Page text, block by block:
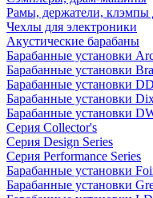
Рамы, держатели, клэмпы
Чехлы для электроники
Акустические барабаны
Барабанные установки
Барабанные установки
Барабанные установки
Барабанные установки
Барабанные установки
Серия Collector's
Серия Design Series
Серия Performance Series
Барабанные установки
Барабанные установки